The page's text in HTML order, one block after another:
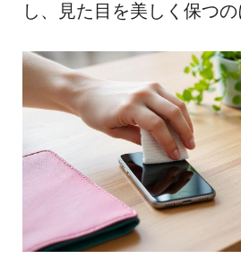
し、見た目を美しく保つの